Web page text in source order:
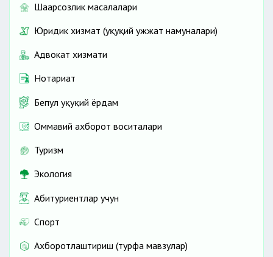
Шаҳарсозлик масалалари
Юридик хизмат (ҳуқуқий ҳужжат намуналари)
Адвокат хизмати
Нотариат
Бепул ҳуқуқий ёрдам
Оммавий ахборот воситалари
Туризм
Экология
Абитуриентлар учун
Спорт
Ахборотлаштириш (турфа мавзулар)